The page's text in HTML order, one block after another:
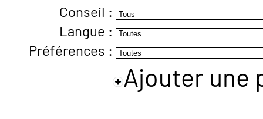
ANNEXE 4 CODT
Conseil :
Langue :
Préférences :
Ajouter une